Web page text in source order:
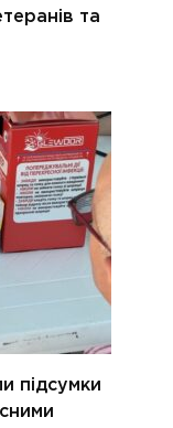
та
підсумки